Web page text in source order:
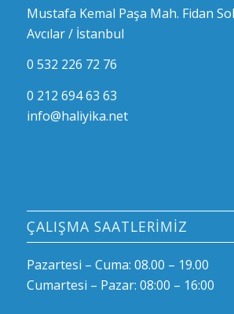
Mustafa Kemal Paşa Mah. Fidan
Avcılar / İstanbul
0 532 226 72 76
0 212 694 63 63
info@haliyika.net
ÇALIŞMA SAATLERIMIZ
Pazartesi – Cuma: 08.00 – 19.00
Cumartesi – Pazar: 08:00 – 16:00